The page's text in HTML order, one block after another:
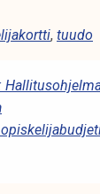
, tuudo